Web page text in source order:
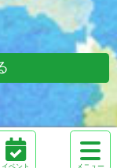
サ
イ